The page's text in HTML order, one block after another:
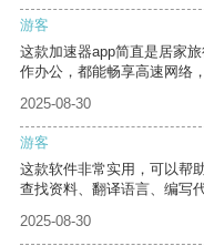
游客
这款加速器app简直是居家
作办公，都能畅享高速网络
2025-08-30
游客
这款软件非常实用，可以帮
查找资料、翻译语言、编写代
2025-08-30